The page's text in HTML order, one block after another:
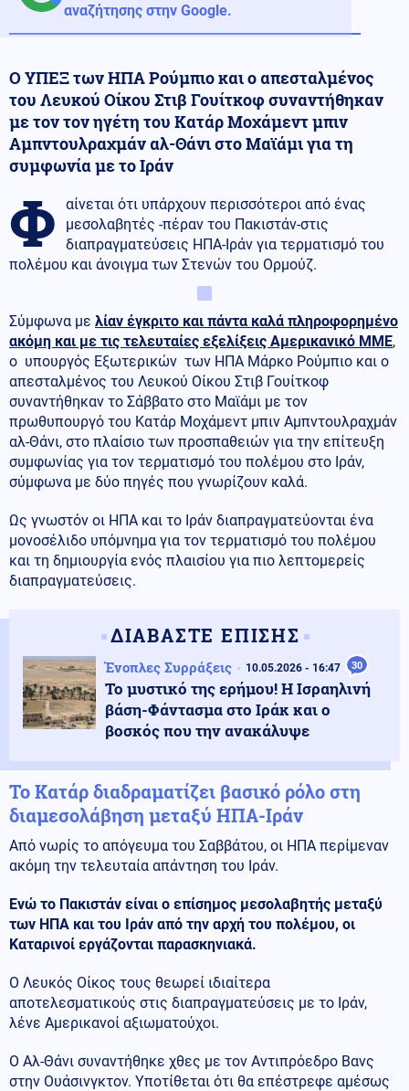
αναζήτησης στην Google.
Ο ΥΠΕΞ των ΗΠΑ Ρούμπιο και ο απεσταλμένος
του Λευκού Οίκου Στιβ Γουίτκοφ συναντήθηκαν
με τον τον ηγέτη του Κατάρ Μοχάμεντ μπιν
Αμπντουλραχμάν αλ-Θάνι στο Μαϊάμι για τη
συμφωνία με το Ιράν
Φ
αίνεται ότι υπάρχουν περισσότεροι από ένας
μεσολαβητές -πέραν του Πακιστάν-στις
διαπραγματεύσεις ΗΠΑ-Ιράν για τερματισμό του
πολέμου και άνοιγμα των Στενών του Ορμούζ.
Σύμφωνα με λίαν έγκριτο και πάντα καλά πληροφορημένο
ακόμη και με τις τελευταίες εξελίξεις Αμερικανικό ΜΜΕ,
ο υπουργός Εξωτερικών των ΗΠΑ Μάρκο Ρούμπιο και ο
απεσταλμένος του Λευκού Οίκου Στιβ Γουίτκοφ
συναντήθηκαν το Σάββατο στο Μαϊάμι με τον
πρωθυπουργό του Κατάρ Μοχάμεντ μπιν Αμπντουλραχμάν
αλ-Θάνι, στο πλαίσιο των προσπαθειών για την επίτευξη
συμφωνίας για τον τερματισμό του πολέμου στο Ιράν,
σύμφωνα με δύο πηγές που γνωρίζουν καλά.
Ως γνωστόν οι ΗΠΑ και το Ιράν διαπραγματεύονται ένα
μονοσέλιδο υπόμνημα για τον τερματισμό του πολέμου
και τη δημιουργία ενός πλαισίου για πιο λεπτομερείς
διαπραγματεύσεις.
ΔΙΑΒΑΣΤΕ ΕΠΙΣΗΣ
Ένοπλες Συρράξεις 10.05.2026 - 16:47 30
Το μυστικό της ερήμου! Η Ισραηλινή
βάση-Φάντασμα στο Ιράκ και ο
βοσκός που την ανακάλυψε
Το Κατάρ διαδραματίζει βασικό ρόλο στη
διαμεσολάβηση μεταξύ ΗΠΑ-Ιράν
Από νωρίς το απόγευμα του Σαββάτου, οι ΗΠΑ περίμεναν
ακόμη την τελευταία απάντηση του Ιράν.
Ενώ το Πακιστάν είναι ο επίσημος μεσολαβητής μεταξύ
των ΗΠΑ και του Ιράν από την αρχή του πολέμου, οι
Καταρινοί εργάζονται παρασκηνιακά.
Ο Λευκός Οίκος τους θεωρεί ιδιαίτερα
αποτελεσματικούς στις διαπραγματεύσεις με το Ιράν,
λένε Αμερικανοί αξιωματούχοι.
Ο Αλ-Θάνι συναντήθηκε χθες με τον Αντιπρόεδρο Βανς
στην Ουάσινγκτον. Υποτίθεται ότι θα επέστρεφε αμέσως